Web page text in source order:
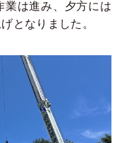
業は進み、夕方には
となりました。